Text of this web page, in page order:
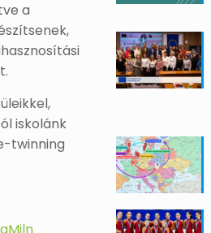
a
iskolánk
twinning